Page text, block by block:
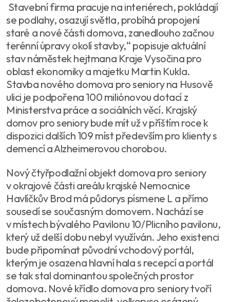
Stavební firma pracuje na interiérech, pokládají
se podlahy, osazují světla, probíhá propojení
staré a nové části domova, zanedlouho začnou
terénní úpravy okolí stavby,“ popisuje aktuální
stav náměstek hejtmana Kraje Vysočina pro
oblast ekonomiky a majetku Martin Kukla.
Stavba nového domova pro seniory na Husově
ulici je podpořena 100 miliónovou dotací z
Ministerstva práce a sociálních věcí. Krajský
domov pro seniory bude mít už v příštím roce k
dispozici dalších 109 míst především pro klienty s
demencí a Alzheimerovou chorobou.
Nový čtyřpodlažní objekt domova pro seniory
v okrajové části areálu krajské Nemocnice
Havlíčkův Brod má půdorys písmene L a přímo
sousedí se současným domovem. Nachází se
v místech bývalého Pavilonu 10/Plicního pavilonu,
který už delší dobu nebyl využíván. Jeho existenci
bude připomínat původní vchodový portál,
kterým je osazena hlavní hala s recepcí a portál
se tak stal dominantou společných prostor
domova. Nové křídlo domova pro seniory tvoří